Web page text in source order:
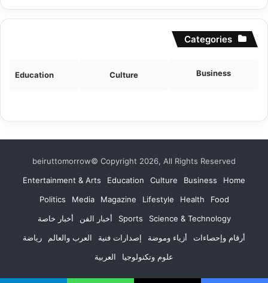
Categories
Business
Culture
Education
beiruttomorrow© Copyright 2026, All Rights Reserved
Home
Business
Culture
Education
Entertainment & Arts
Food
Health
Lifestyle
Magazine
Media
Politics
Science & Technology
Sports أخبار الفن
أخبار خاصة
أرقام وإحصاءات
أزياء وموضة إصدارات فنية العرب والعالم
رياضة
علوم وتكنولوجيا
العربية